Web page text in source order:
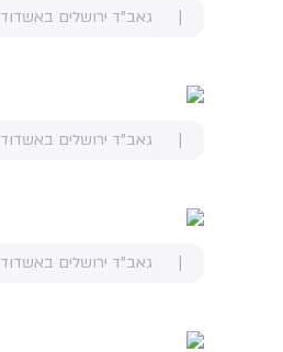
גאב"ד ירושלים באשדוד
גאב"ד ירושלים באשדוד
גאב"ד ירושלים באשדוד